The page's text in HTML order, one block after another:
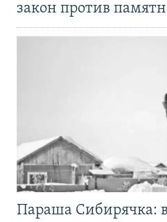
закон против
Параша Сибирячка: